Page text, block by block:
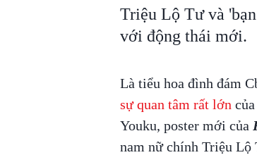
Triệu Lộ Tư và
với động thái mới.
Là tiểu hoa đình đám
sự quan tâm rất lớn
Youku, poster mới của
nam nữ chính Triệu